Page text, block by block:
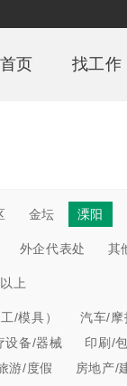
首页 找工作
金坛 溧阳
外企代表处 其
上
/模具） 汽车/摩
设备/器械 印刷/
游/度假 房地产/